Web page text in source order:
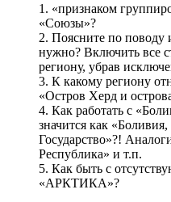
1. «признаком
«Союзы»?
2. Поясните по
нужно? Включить все
региону, убрав
3. К какому региону
«Остров Херд и
4. Как работать с
значится как
Государство»?!
Республика» и т.п.
5. Как быть с
«АРКТИКА»?